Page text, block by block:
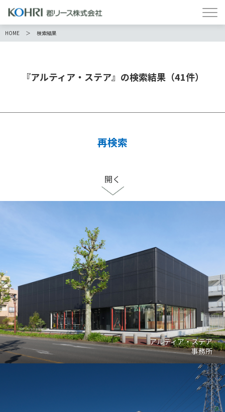
HOME 検索結果
『アルティア・ステア』の検索結果（41件）
再検索
開く
アルティア・ステア
事務所